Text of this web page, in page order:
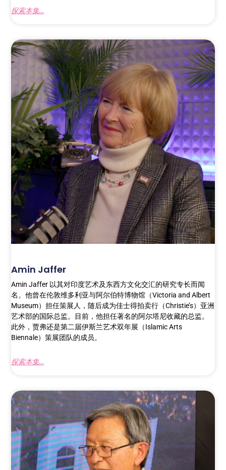
探索本集...
Amin Jaffer
Amin Jaffer 以其对印度艺术及东西方文化交汇的研究专长而闻
名。他曾在伦敦维多利亚与阿尔伯特博物馆（Victoria and Albert
Museum）担任策展人，随后成为佳士得拍卖行（Christie’s）亚洲
艺术部的国际总监。目前，他担任著名的阿尔塔尼收藏的总监。
此外，贾弗还是第二届伊斯兰艺术双年展（Islamic Arts
Biennale）策展团队的成员。
探索本集...